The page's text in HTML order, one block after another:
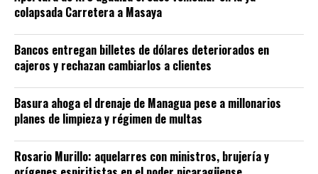
colapsada Carretera a Masaya
Bancos entregan billetes de dólares deteriorados en
cajeros y rechazan cambiarlos a clientes
Basura ahoga el drenaje de Managua pese a millonarios
planes de limpieza y régimen de multas
Rosario Murillo: aquelarres con ministros, brujería y